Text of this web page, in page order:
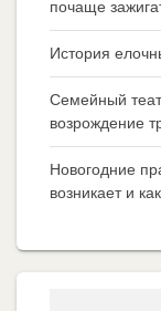
почаще
История
Семейный
возрождение
Новогодние
возникает и